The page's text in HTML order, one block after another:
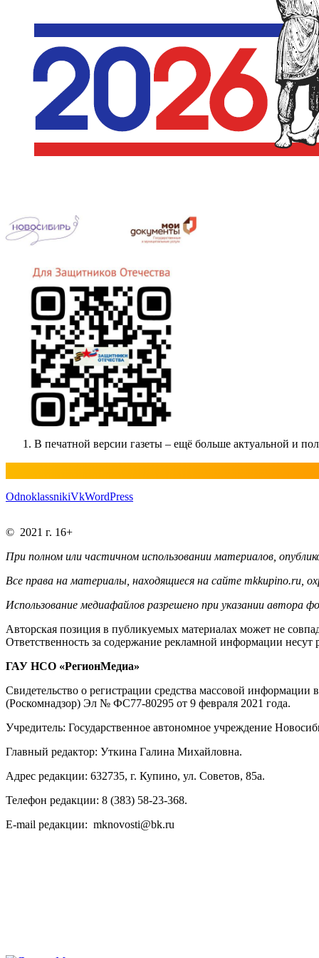
В печатной версии газеты – ещё больше актуальной и
OdnoklassnikiVkWordPress
© 2021 г. 16+
При полном или частичном использовании материалов,
Все права на материалы, находящиеся на сайте mkkupino.ru,
Использование медиафайлов разрешено при указании автора
Авторская позиция в публикуемых материалах может не
Ответственность за содержание рекламной информации несут
ГАУ НСО «РегионМедиа»
Свидетельство о регистрации средства массовой
(Роскомнадзор) Эл № ФС77-80295 от 9 февраля 2021 года.
Учредитель: Государственное автономное учреждение
Главный редактор: Уткина Галина Михайловна.
Адрес редакции: 632735, г. Купино, ул. Советов, 85а.
Телефон редакции: 8 (383) 58-23-368.
E-mail редакции: mknovosti@bk.ru